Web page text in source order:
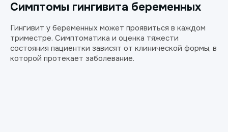
Симптомы гингивита беременных
Гингивит у беременных может проявиться в каждом
триместре. Симптоматика и оценка тяжести
состояния пациентки зависят от клинической формы, в
которой протекает заболевание.